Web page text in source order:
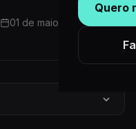
Quero
01 de maio de 2026